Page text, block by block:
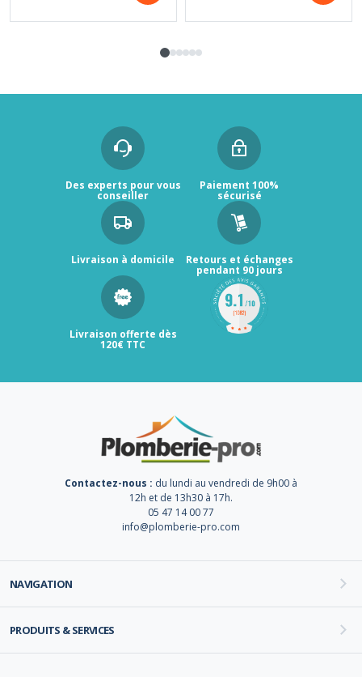
Des experts pour vous
conseiller
Paiement 100%
sécurisé
Livraison à domicile Retours et échanges
pendant 90 jours
Livraison offerte dès
120€ TTC
Contactez-nous : du lundi au vendredi de 9h00 à
12h et de 13h30 à 17h.
05 47 14 00 77
info@plomberie-pro.com
NAVIGATION
PRODUITS & SERVICES